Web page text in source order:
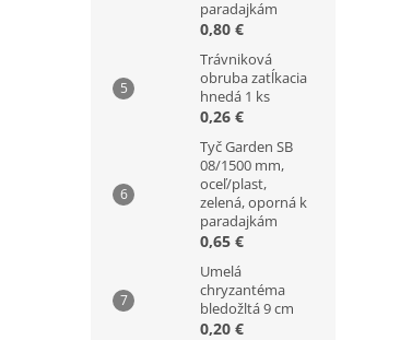
paradajkám
0,80 €
Trávniková
obruba zatĺkacia
hnedá 1 ks
0,26 €
Tyč Garden SB
08/1500 mm,
oceľ/plast,
zelená, oporná k
paradajkám
0,65 €
Umelá
chryzantéma
bledožltá 9 cm
0,20 €